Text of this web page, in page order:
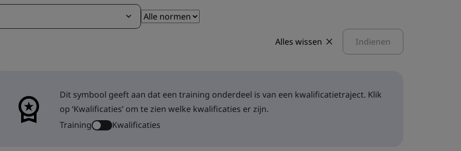
Alles wissen Indienen
Dit symbool geeft aan dat een training onderdeel is van een kwalificatietraject. Klik
op ‘Kwalificaties’ om te zien welke kwalificaties er zijn.
Training
Kwalificaties